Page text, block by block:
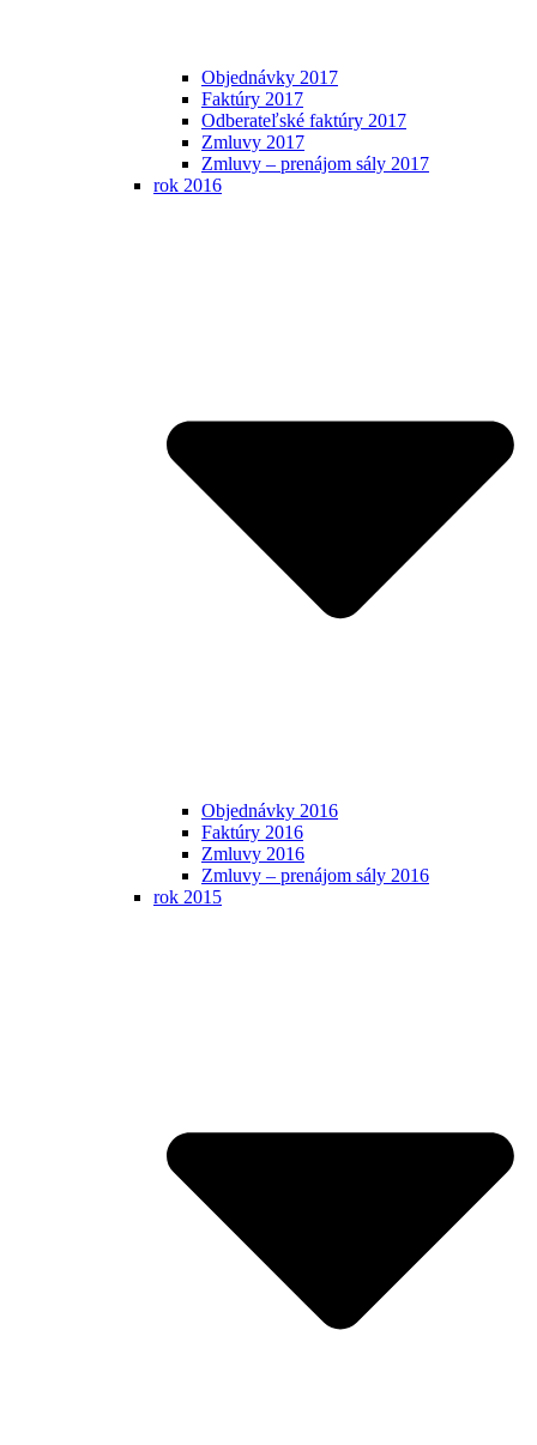
Objednávky 2017
Faktúry 2017
Odberateľské faktúry 2017
Zmluvy 2017
Zmluvy – prenájom sály 2017
rok 2016
Objednávky 2016
Faktúry 2016
Zmluvy 2016
Zmluvy – prenájom sály 2016
rok 2015